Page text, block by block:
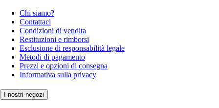
Chi siamo?
Contattaci
Condizioni di vendita
Restituzioni e rimborsi
Esclusione di responsabilità legale
Metodi di pagamento
Prezzi e opzioni di consegna
Informativa sulla privacy
I nostri negozi